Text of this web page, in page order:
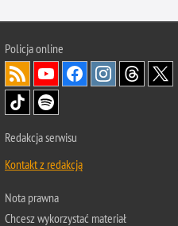
Policjaonline
Redakcja serwisu
Kontakt z redakcją
Nota prawna
Chcesz wykorzystać materiał